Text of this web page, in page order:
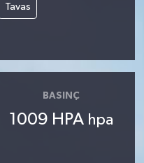
Tavas
BASINÇ
1009 HPA hpa